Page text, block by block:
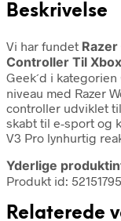
Beskrivelse
Vi har fundet
Controller Til
Geek´d i kategorien
niveau med Razer
controller udviklet
skabt til e-sport og
V3 Pro lynhurtig
Yderlige
Produkt id:
Relaterede